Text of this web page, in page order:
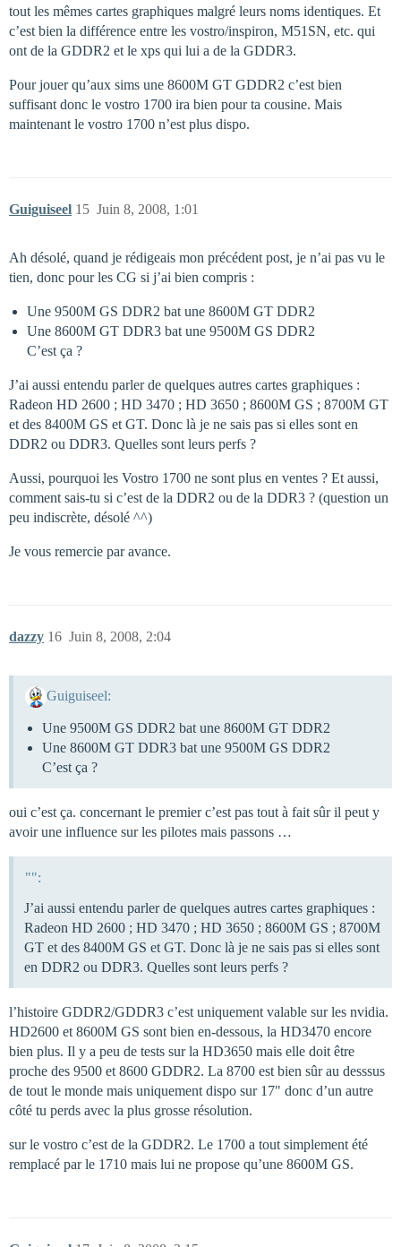
tout les mêmes cartes graphiques malgré leurs noms identiques. Et
c’est bien la différence entre les vostro/inspiron, M51SN, etc. qui
ont de la GDDR2 et le xps qui lui a de la GDDR3.
Pour jouer qu’aux sims une 8600M GT GDDR2 c’est bien
suffisant donc le vostro 1700 ira bien pour ta cousine. Mais
maintenant le vostro 1700 n’est plus dispo.
Guiguiseel Juin 8, 2008, 1:01
15
Ah désolé, quand je rédigeais mon précédent post, je n’ai pas vu le
tien, donc pour les CG si j’ai bien compris :
Une 9500M GS DDR2 bat une 8600M GT DDR2
Une 8600M GT DDR3 bat une 9500M GS DDR2
C’est ça ?
J’ai aussi entendu parler de quelques autres cartes graphiques :
Radeon HD 2600 ; HD 3470 ; HD 3650 ; 8600M GS ; 8700M GT
et des 8400M GS et GT. Donc là je ne sais pas si elles sont en
DDR2 ou DDR3. Quelles sont leurs perfs ?
Aussi, pourquoi les Vostro 1700 ne sont plus en ventes ? Et aussi,
comment sais-tu si c’est de la DDR2 ou de la DDR3 ? (question un
peu indiscrète, désolé ^^)
Je vous remercie par avance.
dazzy Juin 8, 2008, 2:04
16
Guiguiseel:
Une 9500M GS DDR2 bat une 8600M GT DDR2
Une 8600M GT DDR3 bat une 9500M GS DDR2
C’est ça ?
oui c’est ça. concernant le premier c’est pas tout à fait sûr il peut y
avoir une influence sur les pilotes mais passons …
"":
J’ai aussi entendu parler de quelques autres cartes graphiques :
Radeon HD 2600 ; HD 3470 ; HD 3650 ; 8600M GS ; 8700M
GT et des 8400M GS et GT. Donc là je ne sais pas si elles sont
en DDR2 ou DDR3. Quelles sont leurs perfs ?
l’histoire GDDR2/GDDR3 c’est uniquement valable sur les nvidia.
HD2600 et 8600M GS sont bien en-dessous, la HD3470 encore
bien plus. Il y a peu de tests sur la HD3650 mais elle doit être
proche des 9500 et 8600 GDDR2. La 8700 est bien sûr au desssus
de tout le monde mais uniquement dispo sur 17" donc d’un autre
côté tu perds avec la plus grosse résolution.
sur le vostro c’est de la GDDR2. Le 1700 a tout simplement été
remplacé par le 1710 mais lui ne propose qu’une 8600M GS.